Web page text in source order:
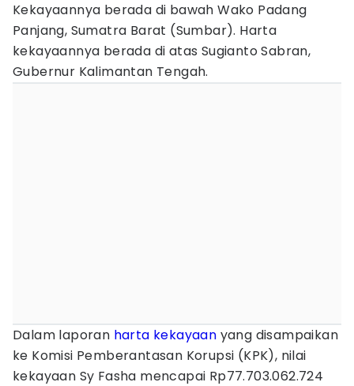
Kekayaannya berada di bawah Wako Padang
Panjang, Sumatra Barat (Sumbar). Harta
kekayaannya berada di atas Sugianto Sabran,
Gubernur Kalimantan Tengah.
Dalam laporan harta kekayaan yang disampaikan
ke Komisi Pemberantasan Korupsi (KPK), nilai
kekayaan Sy Fasha mencapai Rp77.703.062.724